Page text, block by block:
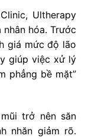
Ultherapy
hóa. Trước
giá mức độ lão
giúp việc xử lý
phẳng bề mặt”
trở nên săn
nhăn giảm rõ.